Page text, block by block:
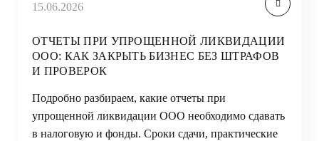
15.06.2026
ОТЧЕТЫ ПРИ УПРОЩЕННОЙ ЛИКВИДАЦИИ
ООО: КАК ЗАКРЫТЬ БИЗНЕС БЕЗ ШТРАФОВ
И ПРОВЕРОК
Подробно разбираем, какие отчеты при
упрощенной ликвидации ООО необходимо сдавать
в налоговую и фонды. Сроки сдачи, практические